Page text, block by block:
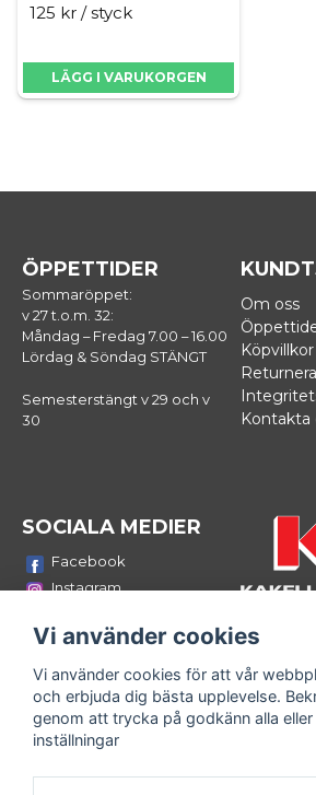
125 kr / styck
LÄGG I VARUKORGEN
ÖPPETTIDER
Sommaröppet:
v 27 t.o.m. 32:
Måndag – Fredag 7.00 – 16.00
Lördag & Söndag STÄNGT
Semesterstängt v 29 och v
30
Om oss
Köpvillkor
Returnera
Kontakta
SOCIALA MEDIER
Facebook
Instagram
LinkedIn
Bli medlem i vårt
email
Mejladress
Fyll i din e-mailadress och ta del av våra
Vi använder cookies
Vi använder cookies för att vår
och erbjuda dig bästa upplevelse.
genom att trycka på godkänn alla eller
inställningar